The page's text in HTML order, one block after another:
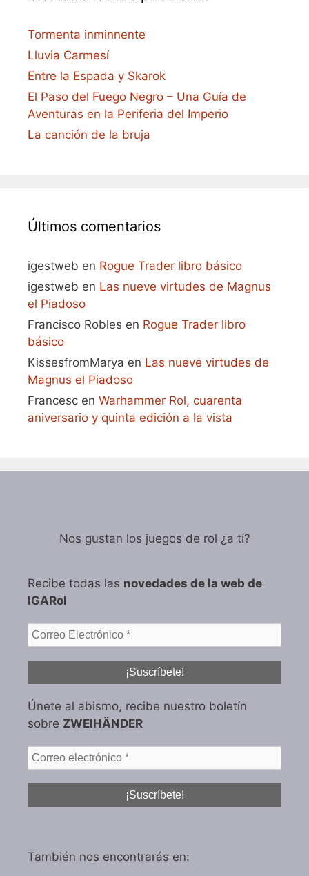
Tormenta inminnente
Lluvia Carmesí
Entre la Espada y Skarok
El Paso del Fuego Negro – Una Guía de
Aventuras en la Periferia del Imperio
La canción de la bruja
Últimos comentarios
igestweb en Rogue Trader libro básico
igestweb en Las nueve virtudes de Magnus
el Piadoso
Francisco Robles en Rogue Trader libro
básico
KissesfromMarya en Las nueve virtudes de
Magnus el Piadoso
Francesc en Warhammer Rol, cuarenta
aniversario y quinta edición a la vista
Nos gustan los juegos de rol ¿a tí?
Recibe todas las novedades de la web de
IGARol
Únete al abismo, recibe nuestro boletín
sobre ZWEIHÄNDER
También nos encontrarás en: